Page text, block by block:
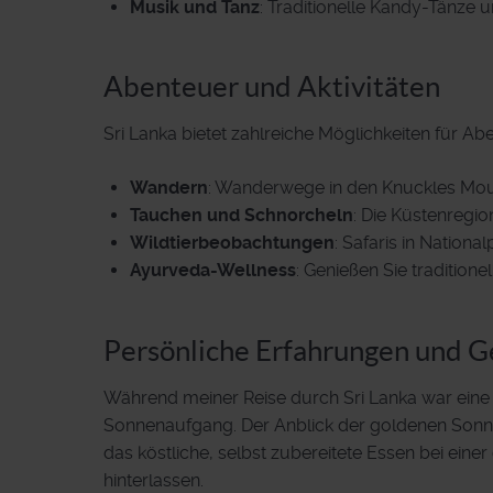
Musik und Tanz: Traditionelle Kandy-Tänze
Abenteuer und Aktivitäten
Sri Lanka bietet zahlreiche Möglichkeiten für
Wandern: Wanderwege in den Knuckles
Tauchen und Schnorcheln: Die
Wildtierbeobachtungen: Safaris in
Ayurveda-Wellness: Genießen Sie
Persönliche Erfahrungen und
Während meiner Reise durch Sri Lanka war
Sonnenaufgang. Der Anblick der goldenen
das köstliche, selbst zubereitete Essen bei
hinterlassen.